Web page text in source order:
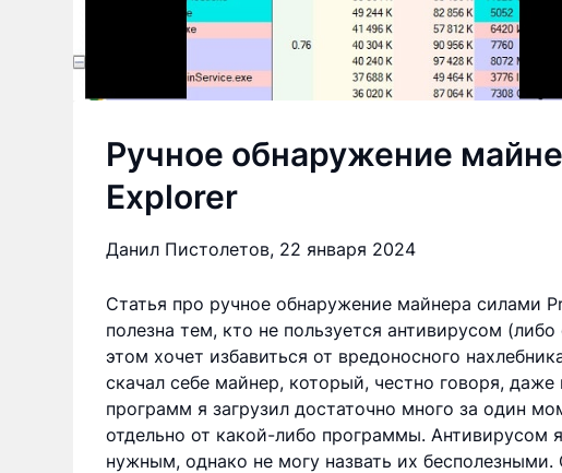
Ручное обнаружение
Explorer
Данил Пистолетов, 22 января 2024
Статья про ручное обнаружение майнера силами
полезна тем, кто не пользуется антивирусом
этом хочет избавиться от вредоносного
скачал себе майнер, который, честно говоря,
программ я загрузил достаточно много за один
отдельно от какой-либо программы. Антивирусом
нужным, однако не могу назвать их